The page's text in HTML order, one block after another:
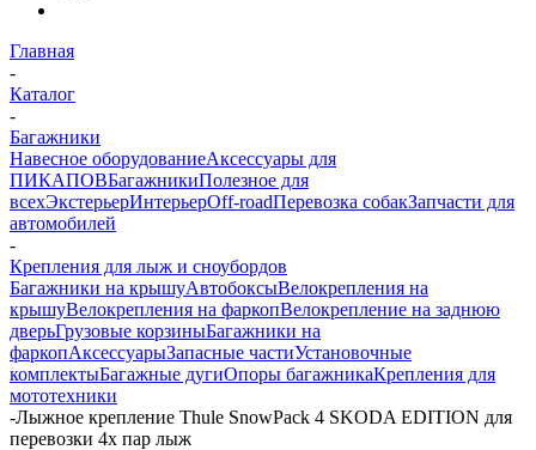
Главная
-
Каталог
-
Багажники
Навесное оборудованиеАксессуары для
ПИКАПОВБагажникиПолезное для
всехЭкстерьерИнтерьерOff-roadПеревозка собакЗапчасти для
автомобилей
-
Крепления для лыж и сноубордов
Багажники на крышуАвтобоксыВелокрепления на
крышуВелокрепления на фаркопВелокрепление на заднюю
дверьГрузовые корзиныБагажники на
фаркопАксессуарыЗапасные частиУстановочные
комплектыБагажные дугиОпоры багажникаКрепления для
мототехники
-Лыжное крепление Thule SnowPack 4 SKODA EDITION для
перевозки 4х пар лыж